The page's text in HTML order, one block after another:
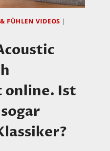
FÜHLEN VIDEOS |
online. Ist